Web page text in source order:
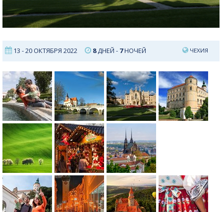
13 - 20 ОКТЯБРЯ 2022 8ДНЕЙ - 7НОЧЕЙ ЧЕХИЯ